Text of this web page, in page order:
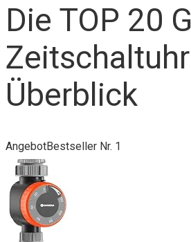
Die TOP 20
Überblick
AngebotBestseller Nr. 1